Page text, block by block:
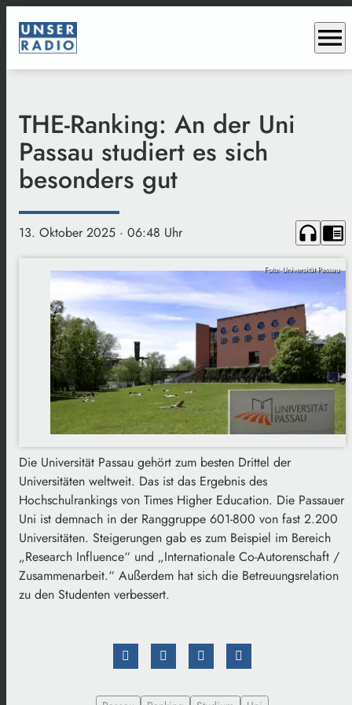
menu
THE-Ranking: An der Uni
Passau studiert es sich
besonders gut
13. Oktober 2025 · 06:48 Uhr headphones chrome_reader_mode
Foto: Universität Passau
Die Universität Passau gehört zum besten Drittel der
Universitäten weltweit. Das ist das Ergebnis des
Hochschulrankings von Times Higher Education. Die Passauer
Uni ist demnach in der Ranggruppe 601-800 von fast 2.200
Universitäten. Steigerungen gab es zum Beispiel im Bereich
„Research Influence“ und „Internationale Co-Autorenschaft /
Zusammenarbeit.“ Außerdem hat sich die Betreuungsrelation
zu den Studenten verbessert.